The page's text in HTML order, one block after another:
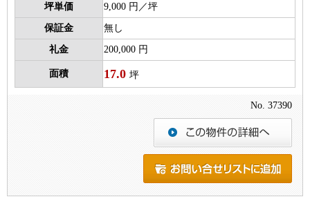
坪単価 9,000 円／坪
保証金 無し
礼金 200,000 円
面積 17.0 坪
No. 37390